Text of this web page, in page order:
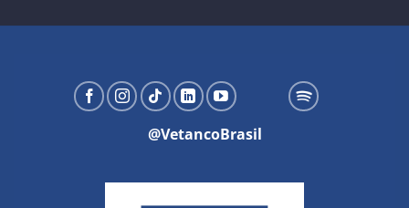
@VetancoBrasil